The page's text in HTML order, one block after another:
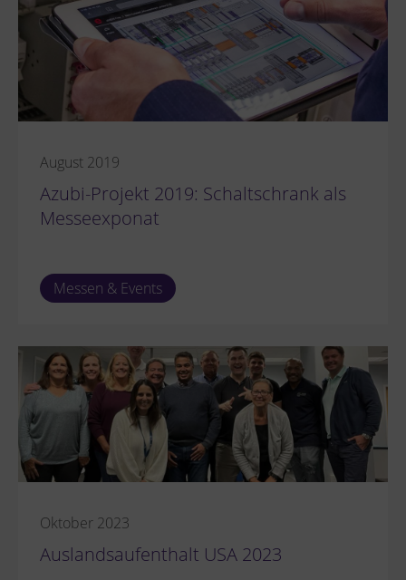
August 2019
Azubi-Projekt 2019: Schaltschrank als
Messeexponat
Messen & Events
Oktober 2023
Auslandsaufenthalt USA 2023